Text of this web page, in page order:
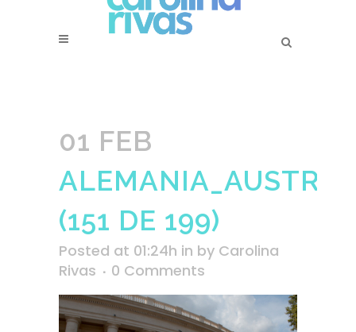
01 FEB
(151 DE 199)
Posted at 01:24h in by Carolina
Rivas
0 Comments